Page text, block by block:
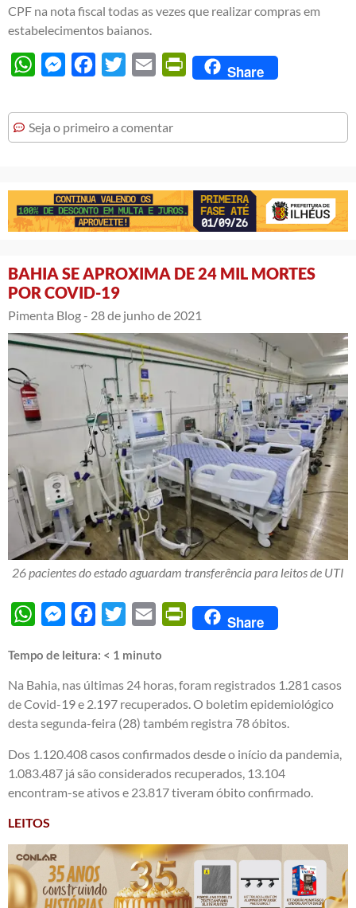
CPF na nota fiscal todas as vezes que realizar compras em
estabelecimentos baianos.
WhatsAppMessengerFacebook
Twitter Email PrintFriendly
Share
Seja o primeiro a comentar
BAHIA SE APROXIMA DE 24 MIL MORTES
POR COVID-19
Pimenta Blog - 28 de junho de 2021
26 pacientes do estado aguardam transferência para leitos de UTI
WhatsAppMessengerFacebook
Twitter Email PrintFriendly
Share
Tempo de leitura: < 1 minuto
Na Bahia, nas últimas 24 horas, foram registrados 1.281 casos
de Covid-19 e 2.197 recuperados. O boletim epidemiológico
desta segunda-feira (28) também registra 78 óbitos.
Dos 1.120.408 casos confirmados desde o início da pandemia,
1.083.487 já são considerados recuperados, 13.104
encontram-se ativos e 23.817 tiveram óbito confirmado.
LEITOS